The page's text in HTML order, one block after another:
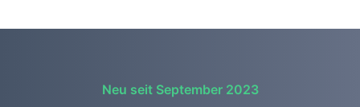
Neu seit September 2023